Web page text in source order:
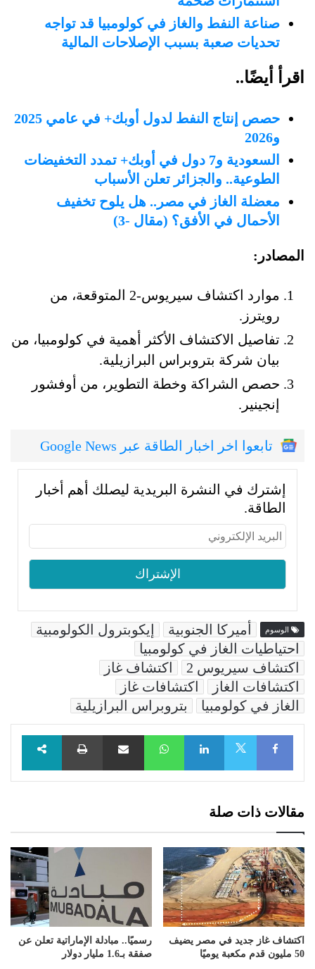
صناعة النفط والغاز في كولومبيا قد تواجه
تحديات صعبة بسبب الإصلاحات المالية
اقرأ أيضًا..
حصص إنتاج النفط لدول أوبك+ في عامي 2025
و2026
السعودية و7 دول في أوبك+ تمدد التخفيضات
الطوعية.. والجزائر تعلن الأسباب
معضلة الغاز في مصر.. هل يلوح تخفيف
الأحمال في الأفق؟ (مقال -3)
المصادر:
موارد اكتشاف سيريوس-2 المتوقعة، من
رويترز.
تفاصيل الاكتشاف الأكثر أهمية في كولومبيا، من
بيان شركة بتروبراس البرازيلية.
حصص الشراكة وخطة التطوير، من أوفشور
إنجينير.
تابعوا اخر اخبار الطاقة عبر Google News
إشترك في النشرة البريدية ليصلك أهم أخبار
الطاقة.
الوسوم أميركا الجنوبية
إيكوبترول الكولومبية
احتياطيات الغاز في كولومبيا
اكتشاف سيريوس 2
اكتشاف غاز
اكتشافات الغاز
اكتشافات غاز
الغاز في كولومبيا
بتروبراس البرازيلية
Facebook
LinkedIn
WhatsAppمشاركة عبر البريد طباعة
مقالات ذات صلة
اكتشاف غاز جديد في مصر يضيف
50 مليون قدم مكعبة يوميًا
رسميًا.. مبادلة الإماراتية تعلن عن
صفقة بـ1.6 مليار دولار